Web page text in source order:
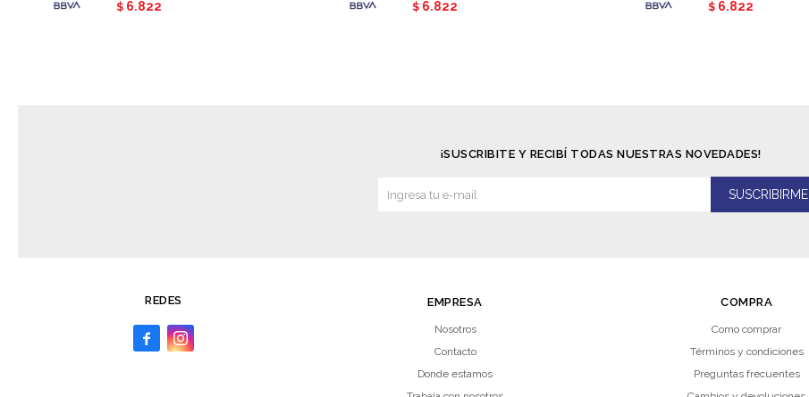
$ 6.822 $ 6.822 $ 6.822
REDES
 
EMPRESA
Nosotros
Contacto
Donde estamos
COMPRA
Como comprar
Términos y condiciones
Preguntas frecuentes
¡SUSCRIBITE Y RECIBÍ TODAS NUESTRAS NOVEDADES!
SUSCRIBIRME